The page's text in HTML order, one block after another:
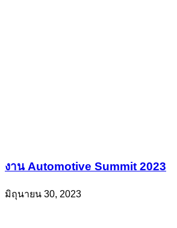
งาน Automotive Summit 2023
มิถุนายน 30, 2023